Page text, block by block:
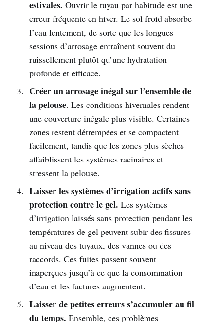
estivales. Ouvrir le tuyau par habitude est une
erreur fréquente en hiver. Le sol froid absorbe
l’eau lentement, de sorte que les longues
sessions d’arrosage entraînent souvent du
ruissellement plutôt qu’une hydratation
profonde et efficace.
Créer un arrosage inégal sur l’ensemble de
la pelouse. Les conditions hivernales rendent
une couverture inégale plus visible. Certaines
zones restent détrempées et se compactent
facilement, tandis que les zones plus sèches
affaiblissent les systèmes racinaires et
stressent la pelouse.
Laisser les systèmes d’irrigation actifs sans
protection contre le gel. Les systèmes
d’irrigation laissés sans protection pendant les
températures de gel peuvent subir des fissures
au niveau des tuyaux, des vannes ou des
raccords. Ces fuites passent souvent
inaperçues jusqu’à ce que la consommation
d’eau et les factures augmentent.
Laisser de petites erreurs s’accumuler au fil
du temps. Ensemble, ces problèmes